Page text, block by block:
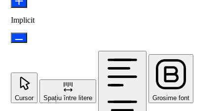
Implicit
Cursor Spațiu între litere Grosime font